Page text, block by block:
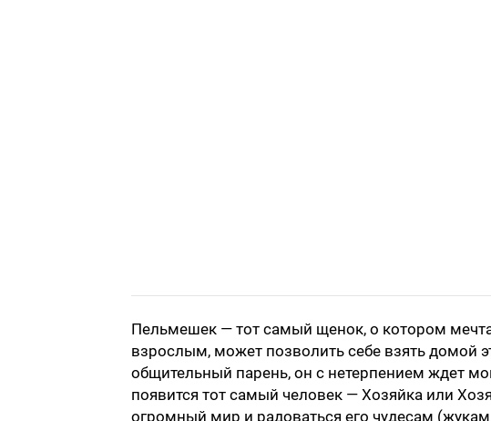
Пельмешек — тот самый щенок, о котором
взрослым, может позволить себе взять домой
общительный парень, он с нетерпением ждет
появится тот самый человек — Хозяйка или
огромный мир и радоваться его чудесам